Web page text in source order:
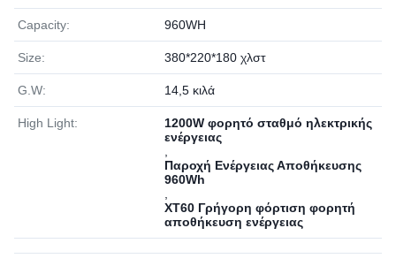
Capacity: 960WH
Size: 380*220*180 χλστ
G.W: 14,5 κιλά
High Light:
1200W φορητό σταθμό ηλεκτρικής
ενέργειας
Παροχή Ενέργειας Αποθήκευσης
960Wh
XT60 Γρήγορη φόρτιση φορητή
αποθήκευση ενέργειας